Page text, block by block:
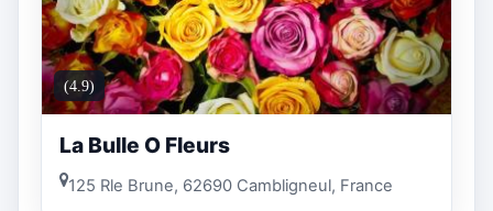
(4.9)
La Bulle O Fleurs
125 Rle Brune, 62690 Cambligneul, France